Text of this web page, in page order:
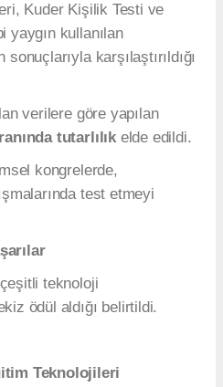
Kuder Kişilik Testi ve
yaygın kullanılan
karşılaştırıldığı
verilere göre yapılan
tutarlılıkelde edildi.
kongrelerde,
test etmeyi
teknoloji
ödül aldığı belirtildi.
Teknolojileri